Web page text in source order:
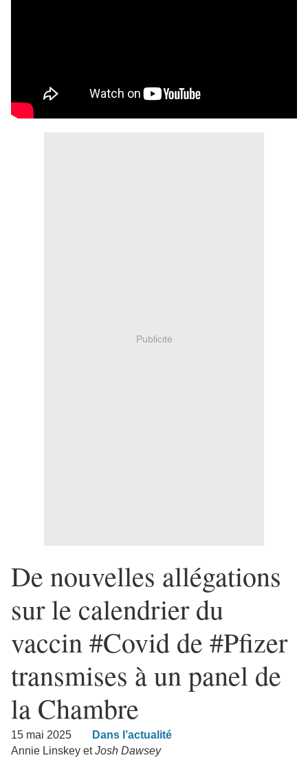
Publicité
De nouvelles allégations
sur le calendrier du
vaccin #Covid de #Pfizer
transmises à un panel de
la Chambre
15 mai 2025
Dans l’actualité
Annie Linskey et Josh Dawsey